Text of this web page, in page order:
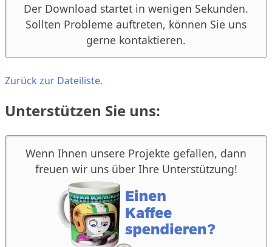
Der Download startet in wenigen Sekunden.
Sollten Probleme auftreten, können Sie uns
gerne kontaktieren.
Zurück zur Dateiliste.
Unterstützen Sie uns:
Wenn Ihnen unsere Projekte gefallen, dann
freuen wir uns über Ihre Unterstützung!